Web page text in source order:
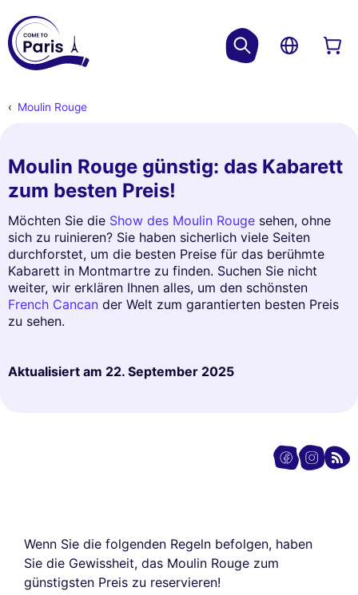
Moulin Rouge
Moulin Rouge günstig: das Kabarett
zum besten Preis!
Möchten Sie die Show des Moulin Rouge sehen, ohne
sich zu ruinieren? Sie haben sicherlich viele Seiten
durchforstet, um die besten Preise für das berühmte
Kabarett in Montmartre zu finden. Suchen Sie nicht
weiter, wir erklären Ihnen alles, um den schönsten
French Cancan der Welt zum garantierten besten Preis
zu sehen.
Aktualisiert am 22. September 2025
Wenn Sie die folgenden Regeln befolgen, haben
Sie die Gewissheit, das Moulin Rouge zum
günstigsten Preis zu reservieren!